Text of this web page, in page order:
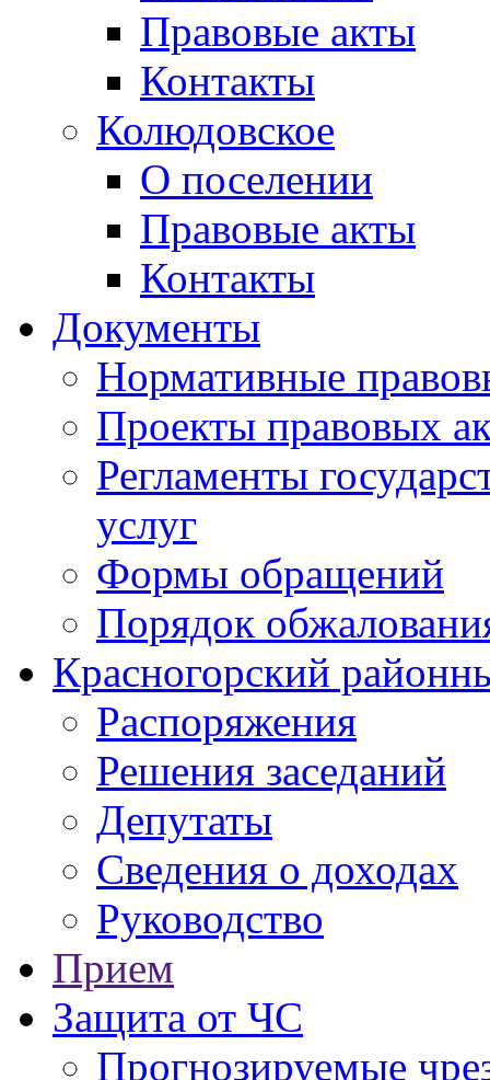
Правовые акты
Контакты
Колюдовское
О поселении
Правовые акты
Контакты
Документы
Нормативные
Проекты правовых
Регламенты
услуг
Формы обращений
Порядок
Красногорский
Распоряжения
Решения заседаний
Депутаты
Сведения о доходах
Руководство
Прием
Защита от ЧС
Прогнозируемые